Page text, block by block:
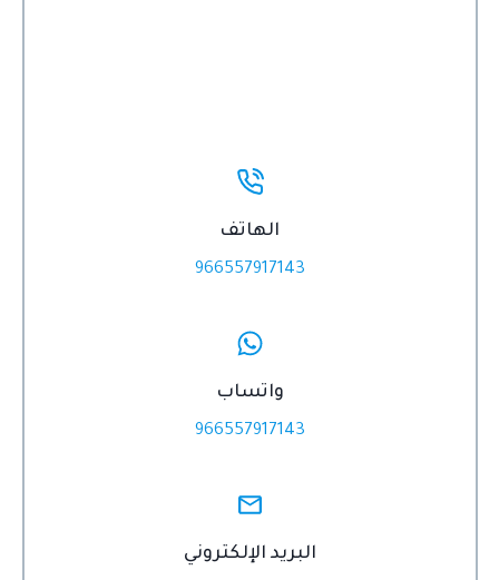
الهاتف
966557917143
واتساب
966557917143
البريد الإلكتروني